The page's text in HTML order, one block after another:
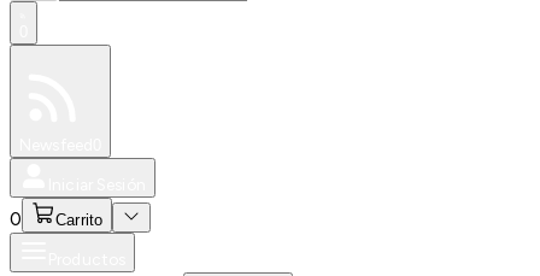
0 Carrito